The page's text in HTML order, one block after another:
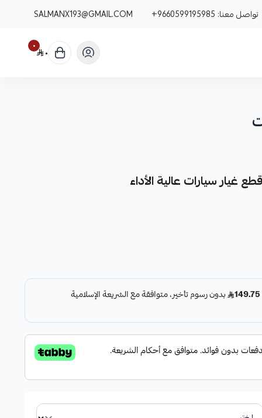
تواصل معنا: +9660599195985
SALMANX193@GMAIL.COM
٠ ٠
سيارات عالية الأداء